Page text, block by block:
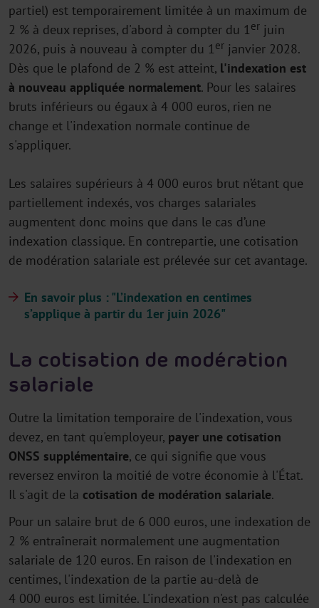
partiel) est temporairement limitée à un maximum de
2 % à deux reprises, d'abord à compter du 1 er juin
2026, puis à nouveau à compter du 1 er janvier 2028.
Dès que le plafond de 2 % est atteint, l'indexation est
à nouveau appliquée normalement. Pour les salaires
bruts inférieurs ou égaux à 4 000 euros, rien ne
change et l'indexation normale continue de
s'appliquer.
Les salaires supérieurs à 4 000 euros brut n’étant que
partiellement indexés, vos charges salariales
augmentent donc moins que dans le cas d’une
indexation classique. En contrepartie, une cotisation
de modération salariale est prélevée sur cet avantage.
En savoir plus : "L’indexation en centimes
s’applique à partir du 1er juin 2026"
La cotisation de modération
salariale
Outre la limitation temporaire de l'indexation, vous
devez, en tant qu'employeur, payer une cotisation
ONSS supplémentaire, ce qui signifie que vous
reversez environ la moitié de votre économie à l'État.
Il s'agit de la cotisation de modération salariale.
Pour un salaire brut de 6 000 euros, une indexation de
2 % entraînerait normalement une augmentation
salariale de 120 euros. En raison de l'indexation en
centimes, l'indexation de la partie au-delà de
4 000 euros est limitée. L'indexation n'est pas calculée